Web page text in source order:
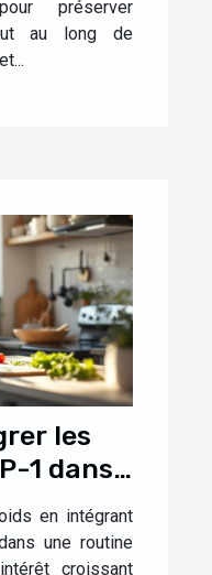
préserver
au long de
les
1 dans
de
en intégrant
une routine
croissant